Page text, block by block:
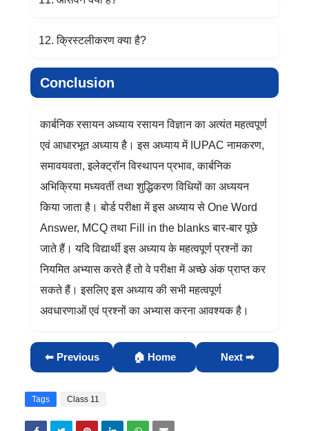
12. क्रिस्टलीकरण क्या है?
Conclusion
कार्बनिक रसायन अध्याय रसायन विज्ञान का अत्यंत महत्वपूर्ण
एवं आधारभूत अध्याय है। इस अध्याय में IUPAC नामकरण,
समावयवता, इलेक्ट्रॉन विस्थापन प्रभाव, कार्बनिक
अभिक्रिया मध्यवर्ती तथा शुद्धिकरण विधियों का अध्ययन
किया जाता है। बोर्ड परीक्षा में इस अध्याय से One Word
Answer, MCQ तथा Fill in the blanks बार-बार पूछे
जाते हैं। यदि विद्यार्थी इस अध्याय के महत्वपूर्ण प्रश्नों का
नियमित अभ्यास करते हैं तो वे परीक्षा में अच्छे अंक प्राप्त कर
सकते हैं। इसलिए इस अध्याय की सभी महत्वपूर्ण
अवधारणाओं एवं प्रश्नों का अभ्यास करना आवश्यक है।
⬅ Previous 🏠 Home Next ➡
Tags Class 11